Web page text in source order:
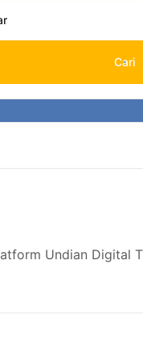
Cari
Undian Digital